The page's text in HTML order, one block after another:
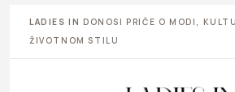
LADIES IN DONOSI PRIČE O MODI,
ŽIVOTNOM STILU